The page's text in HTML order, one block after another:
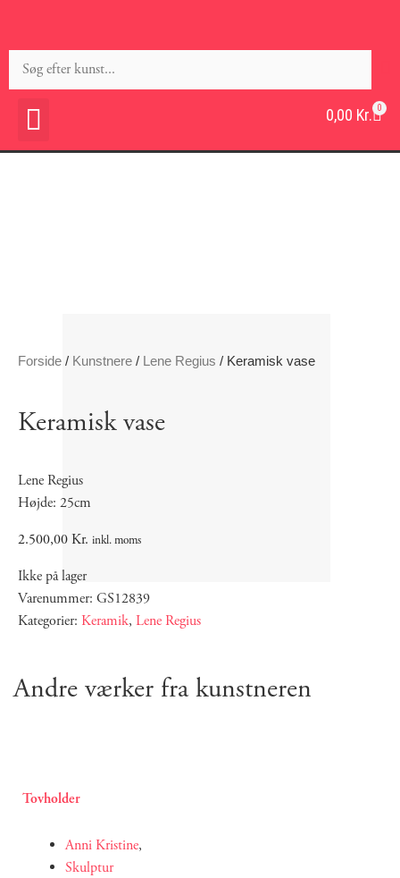
0,00 Kr. 0
Forside / Kunstnere / Lene Regius / Keramisk vase
Keramisk vase
Lene Regius
Højde: 25cm
2.500,00Kr. inkl. moms
Ikke på lager
Varenummer: GS12839
Kategorier: Keramik, Lene Regius
Andre værker fra kunstneren
Tovholder
Anni Kristine,
Skulptur